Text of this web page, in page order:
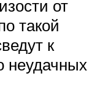
от
такой
к
неудачных